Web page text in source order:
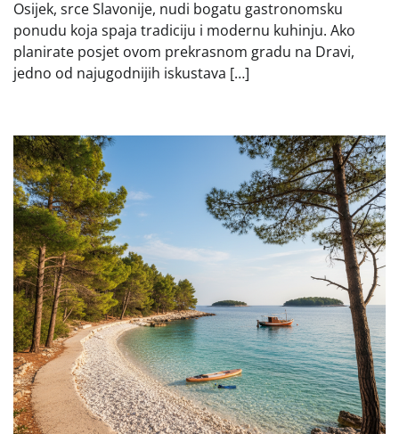
Osijek, srce Slavonije, nudi bogatu gastronomsku
ponudu koja spaja tradiciju i modernu kuhinju. Ako
planirate posjet ovom prekrasnom gradu na Dravi,
jedno od najugodnijih iskustava […]